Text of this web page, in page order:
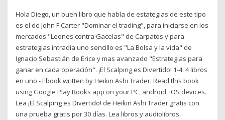
Hola Diego, un buen libro que habla de estategias de este tipo
es el de John F Carter "Dominar el trading", para iniciarse en los
mercados "Leones contra Gacelas" de Carpatos y para
estrategias intradia uno sencillo es "La Bolsa y la vida" de
Ignacio Sebastián de Erice y mas avanzado "Estrategias para
ganar en cada operación". ¡El Scalping es Divertido! 1-4: 4 libros
en uno - Ebook written by Heikin Ashi Trader. Read this book
using Google Play Books app on your PC, android, iOS devices.
Lea ¡El Scalping es Divertido! de Heikin Ashi Trader gratis con
una prueba gratis por 30 días. Lea libros y audiolibros